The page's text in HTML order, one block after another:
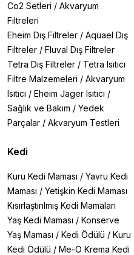
Co2 Setleri / Akvaryum
Filtreleri
Eheim Dış Filtreler / Aquael Dış
Filtreler / Fluval Dış Filtreler
Tetra Dış Filtreler / Tetra Isıtıcı
Filtre Malzemeleri / Akvaryum
Isıtıcı / Eheim Jager Isıtıcı /
Sağlık ve Bakım / Yedek
Parçalar / Akvaryum Testleri
Kedi
Kuru Kedi Maması / Yavru Kedi
Maması / Yetişkin Kedi Maması
Kısırlaştırılmış Kedi Mamaları
Yaş Kedi Maması / Konserve
Yaş Maması / Kedi Ödülü / Kuru
Kedi Ödülü / Me-O Krema Kedi